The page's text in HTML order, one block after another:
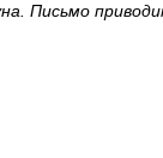
Письмо